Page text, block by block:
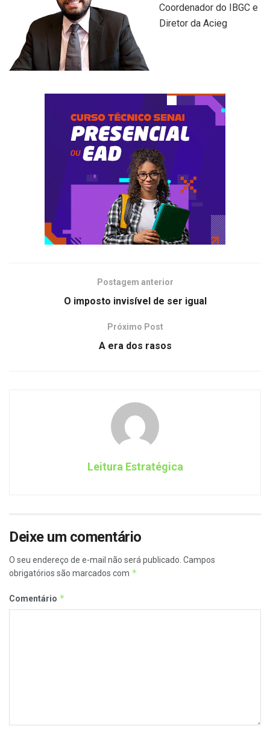
Coordenador do IBGC e
Diretor da Acieg
Postagem anterior
O imposto invisível de ser igual
Próximo Post
A era dos rasos
Leitura Estratégica
Deixe um comentário
O seu endereço de e-mail não será publicado. Campos
obrigatórios são marcados com *
Comentário *